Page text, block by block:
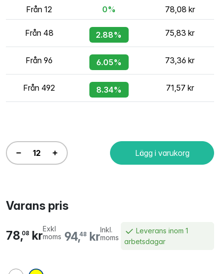
Från 12 0% 78,08 kr
Från 48 2.88% 75,83 kr
Från 96 6.05% 73,36 kr
Från 492 8.34% 71,57 kr
Lägg i varukorg
Varans pris
94,48 krInkl.
moms
78,08 krExkl
moms
Leverans inom 1
arbetsdagar